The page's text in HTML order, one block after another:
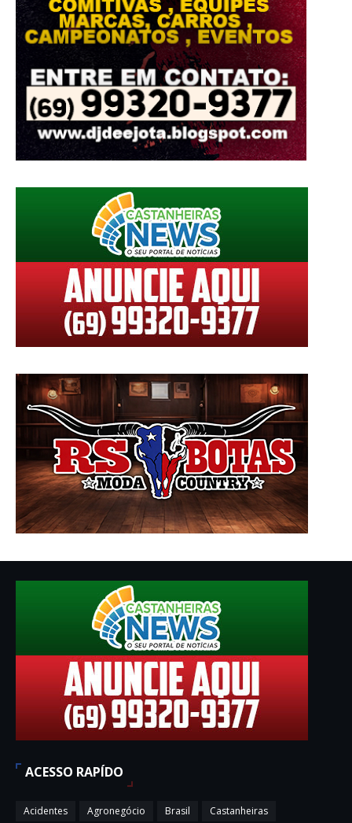
ACESSO RAPÍDO
Acidentes Agronegócio Brasil
Castanheiras